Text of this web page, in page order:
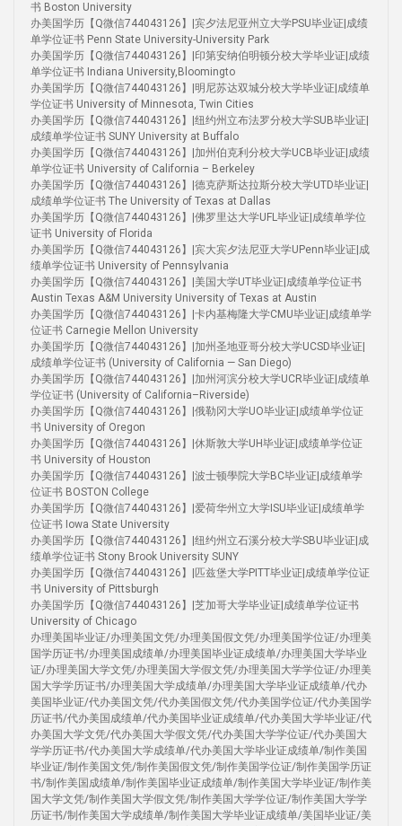
书 Boston University
办美国学历【Q微信744043126】|宾夕法尼亚州立大学PSU毕业证|成绩
单学位证书 Penn State University-University Park
办美国学历【Q微信744043126】|印第安纳伯明顿分校大学毕业证|成绩
单学位证书 Indiana University,Bloomingto
办美国学历【Q微信744043126】|明尼苏达双城分校大学毕业证|成绩单
学位证书 University of Minnesota, Twin Cities
办美国学历【Q微信744043126】|纽约州立布法罗分校大学SUB毕业证|
成绩单学位证书 SUNY University at Buffalo
办美国学历【Q微信744043126】|加州伯克利分校大学UCB毕业证|成绩
单学位证书 University of California – Berkeley
办美国学历【Q微信744043126】|德克萨斯达拉斯分校大学UTD毕业证|
成绩单学位证书 The University of Texas at Dallas
办美国学历【Q微信744043126】|佛罗里达大学UFL毕业证|成绩单学位
证书 University of Florida
办美国学历【Q微信744043126】|宾大宾夕法尼亚大学UPenn毕业证|成
绩单学位证书 University of Pennsylvania
办美国学历【Q微信744043126】|美国大学UT毕业证|成绩单学位证书
Austin Texas A&M University University of Texas at Austin
办美国学历【Q微信744043126】|卡内基梅隆大学CMU毕业证|成绩单学
位证书 Carnegie Mellon University
办美国学历【Q微信744043126】|加州圣地亚哥分校大学UCSD毕业证|
成绩单学位证书 (University of California — San Diego)
办美国学历【Q微信744043126】|加州河滨分校大学UCR毕业证|成绩单
学位证书 (University of California–Riverside)
办美国学历【Q微信744043126】|俄勒冈大学UO毕业证|成绩单学位证
书 University of Oregon
办美国学历【Q微信744043126】|休斯敦大学UH毕业证|成绩单学位证
书 University of Houston
办美国学历【Q微信744043126】|波士顿學院大学BC毕业证|成绩单学
位证书 BOSTON College
办美国学历【Q微信744043126】|爱荷华州立大学ISU毕业证|成绩单学
位证书 Iowa State University
办美国学历【Q微信744043126】|纽约州立石溪分校大学SBU毕业证|成
绩单学位证书 Stony Brook University SUNY
办美国学历【Q微信744043126】|匹兹堡大学PITT毕业证|成绩单学位证
书 University of Pittsburgh
办美国学历【Q微信744043126】|芝加哥大学毕业证|成绩单学位证书
University of Chicago
办理美国毕业证/办理美国文凭/办理美国假文凭/办理美国学位证/办理美
国学历证书/办理美国成绩单/办理美国毕业证成绩单/办理美国大学毕业
证/办理美国大学文凭/办理美国大学假文凭/办理美国大学学位证/办理美
国大学学历证书/办理美国大学成绩单/办理美国大学毕业证成绩单/代办
美国毕业证/代办美国文凭/代办美国假文凭/代办美国学位证/代办美国学
历证书/代办美国成绩单/代办美国毕业证成绩单/代办美国大学毕业证/代
办美国大学文凭/代办美国大学假文凭/代办美国大学学位证/代办美国大
学学历证书/代办美国大学成绩单/代办美国大学毕业证成绩单/制作美国
毕业证/制作美国文凭/制作美国假文凭/制作美国学位证/制作美国学历证
书/制作美国成绩单/制作美国毕业证成绩单/制作美国大学毕业证/制作美
国大学文凭/制作美国大学假文凭/制作美国大学学位证/制作美国大学学
历证书/制作美国大学成绩单/制作美国大学毕业证成绩单/美国毕业证/美